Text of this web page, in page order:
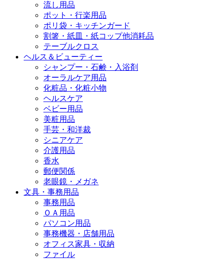
流し用品
ポット・行楽用品
ポリ袋・キッチンガード
割箸・紙皿・紙コップ他消耗品
テーブルクロス
ヘルス＆ビューティー
シャンプー・石鹸・入浴剤
オーラルケア用品
化粧品・化粧小物
ヘルスケア
ベビー用品
美粧用品
手芸・和洋裁
シニアケア
介護用品
香水
郵便関係
老眼鏡・メガネ
文具・事務用品
事務用品
ＯＡ用品
パソコン用品
事務機器・店舗用品
オフィス家具・収納
ファイル